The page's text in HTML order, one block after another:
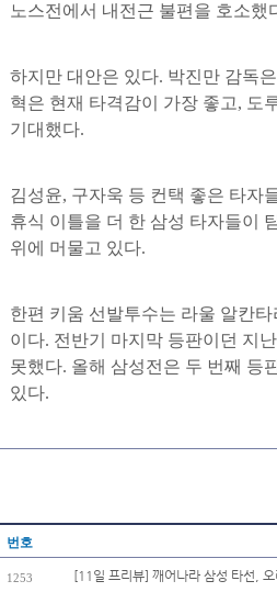
노스전에서 내전근 불편을 호소했
하지만 대안은 있다. 박진만 감독
혁은 현재 타격감이 가장 좋고, 도
기대했다.
김성윤, 구자욱 등 컨택 좋은 타자
휴식 이틀을 더 한 삼성 타자들이
위에 머물고 있다.
한편 키움 선발투수는 라울 알칸
이다. 전반기 마지막 등판이던 지
못했다. 올해 삼성전은 두 번째 등
있다.
번호
1253 [11일 프리뷰] 깨어나라 삼성 타선,